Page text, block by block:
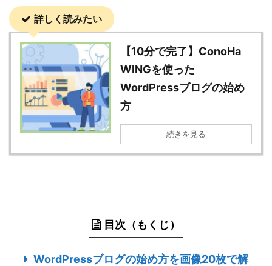
詳しく読みたい
【10分で完了】ConoHa
WINGを使った
WordPressブログの始め
方
続きを見る
目次（もくじ）
WordPressブログの始め方を画像20枚で解